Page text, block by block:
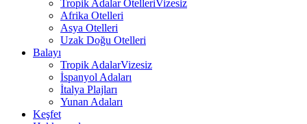
Tropik Adalar OtelleriVizesiz
Afrika Otelleri
Asya Otelleri
Uzak Doğu Otelleri
Balayı
Tropik AdalarVizesiz
İspanyol Adaları
İtalya Plajları
Yunan Adaları
Keşfet